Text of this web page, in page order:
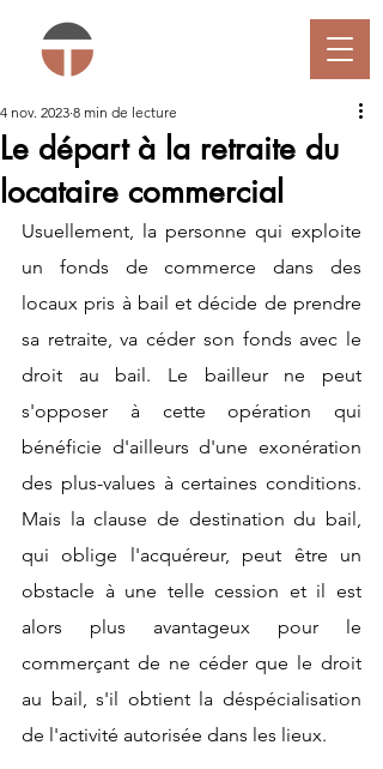
Le départ à la retraite du
locataire commercial
4 nov. 2023 8 min de lecture
Usuellement, la personne qui exploite
un fonds de commerce dans des
locaux pris à bail et décide de prendre
sa retraite, va céder son fonds avec le
droit au bail. Le bailleur ne peut
s'opposer à cette opération qui
bénéficie d'ailleurs d'une exonération
des plus-values à certaines conditions.
Mais la clause de destination du bail,
qui oblige l'acquéreur, peut être un
obstacle à une telle cession et il est
alors plus avantageux pour le
commerçant de ne céder que le droit
au bail, s'il obtient la déspécialisation
de l'activité autorisée dans les lieux.